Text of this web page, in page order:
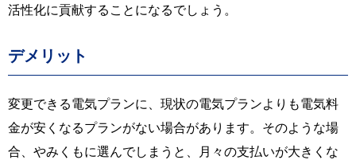
活性化に貢献することになるでしょう。
デメリット
変更できる電気プランに、現状の電気プランよりも電気料
金が安くなるプランがない場合があります。そのような場
合、やみくもに選んでしまうと、月々の支払いが大きくな